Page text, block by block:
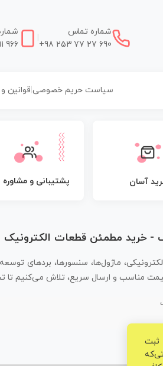
شماره تماس
+98 253 77 27 690
966
سیاست حریم خصوصی| قوانین
آسان پشتیبانی و مشاوره
- خرید مطمئن قطعات الکترونیک
ماژول‌ها، سنسورها، بردهای
مناسب و ارسال سریع، تلاش می‌کنیم تا
ثبت